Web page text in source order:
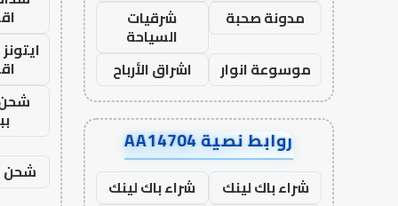
مدونة صحبة
شرقيات
السياحة
موسوعة انوار
اشراق الأرباح
روابط نصية AA14704
شراء باك لينك
شراء باك لينك
شحن